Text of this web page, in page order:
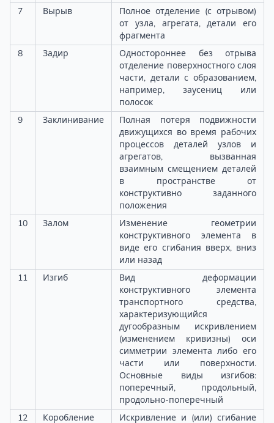
7
Вырыв
Полное отделение (с отрывом)
от узла, агрегата, детали его
фрагмента
8
Задир
Одностороннее без отрыва
отделение поверхностного слоя
части, детали с образованием,
например, заусениц или
полосок
9
Заклинивание
Полная потеря подвижности
движущихся во время рабочих
процессов деталей узлов и
агрегатов, вызванная
взаимным смещением деталей
в пространстве от
конструктивно заданного
положения
10
Залом
Изменение геометрии
конструктивного элемента в
виде его сгибания вверх, вниз
или назад
11
Изгиб
Вид деформации
конструктивного элемента
транспортного средства,
характеризующийся
дугообразным искривлением
(изменением кривизны) оси
симметрии элемента либо его
части или поверхности.
Основные виды изгибов:
поперечный, продольный,
продольно-поперечный
12
Коробление Искривление и (или) сгибание